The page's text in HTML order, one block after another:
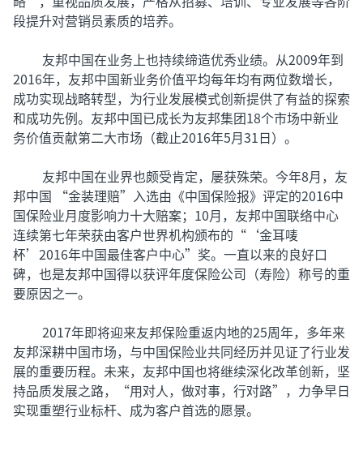
段提升对营销员素质的培养。
友邦中国在业务上也持续缔造优秀业绩。从2009年到
2016年，友邦中国新业务价值平均每年均有两位数增长，
成功实现战略转型，为行业发展模式创新提供了有益的探索
和成功先例。友邦中国已成长为友邦集团18个市场中新业
务价值贡献第二大市场（截止2016年5月31日）。
友邦中国在业界也颇受肯定，屡获殊荣。今年8月，友
邦中国 “金装理赔”入选由《中国保险报》评定的2016中
国保险业月度影响力十大赔案；10月，友邦中国联络中心
连续第七年荣获由客户世界机构颁布的“‘金耳唛
杯’2016年中国最佳客户中心”奖。一直以来的良好口
碑，也是友邦中国得以获评年度保险公司（寿险）称号的重
要原因之一。
2017年即将迎来友邦保险重返内地的25周年，多年来
友邦深耕中国市场，与中国保险业共同经历并见证了行业发
展的重要历程。未来，友邦中国也将继续深化改革创新，坚
持品质发展之路，“用对人，做对事，行对路”，力争早日
实现重塑行业标杆、成为客户首选的愿景。